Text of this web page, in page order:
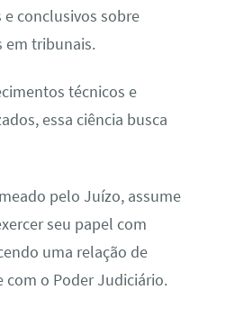
conclusivos sobre
em tribunais.
técnicos e
essa ciência busca
pelo Juízo, assume
seu papel com
uma relação de
com o Poder Judiciário.